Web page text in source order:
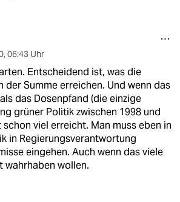
, 06:43 Uhr
Entscheidend ist, was die
der Summe erreichen. Und wenn das
das Dosenpfand (die einzige
grüner Politik zwischen 1998 und
schon viel erreicht. Man muss eben in
in Regierungsverantwortung
eingehen. Auch wenn das viele
wahrhaben wollen.